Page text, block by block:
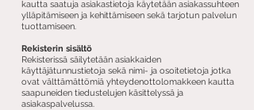
kautta saatuja asiakastietoja käytetään asiakassuhteen
ylläpitämiseen ja kehittämiseen sekä tarjotun palvelun
tuottamiseen.
Rekisterin sisältö
Rekisterissä säilytetään asiakkaiden
käyttäjätunnustietoja sekä nimi- ja osoitetietoja jotka
ovat välttämättömiä yhteydenottolomakkeen kautta
saapuneiden tiedustelujen käsittelyssä ja
asiakaspalvelussa.